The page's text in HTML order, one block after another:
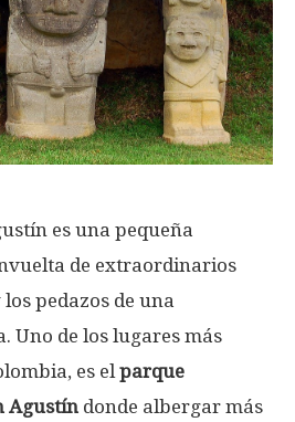
es una pequeña
de extraordinarios
pedazos de una
Uno de los lugares más
es elparque
Agustín donde albergar más